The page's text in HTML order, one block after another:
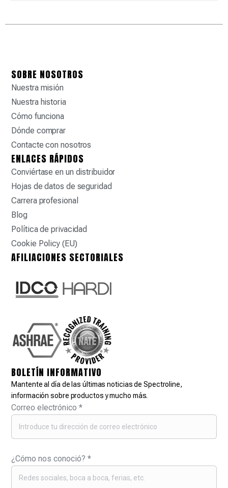
SOBRE NOSOTROS
Nuestra misión
Nuestra historia
Cómo funciona
Dónde comprar
Contacte con nosotros
ENLACES RÁPIDOS
Conviértase en un distribuidor
Hojas de datos de seguridad
Carrera profesional
Blog
Política de privacidad
Cookie Policy (EU)
AFILIACIONES SECTORIALES
BOLETÍN INFORMATIVO
Mantente al día de las últimas noticias de Spectroline,
información sobre productos y mucho más.
Correo electrónico*
¿Cómo nos conoció?*